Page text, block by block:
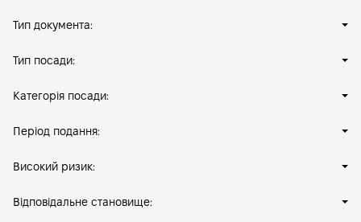
Тип документа:
Тип посади:
Категорія посади:
Період подання:
Високий ризик:
Відповідальне становище: